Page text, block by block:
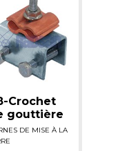
Crochet
gouttière
DE MISE À LA